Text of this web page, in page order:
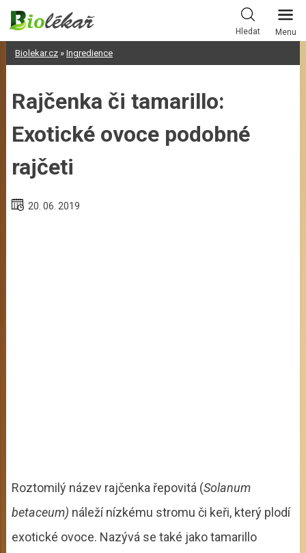
Skip
content
Hledat Menu
Biolekar.cz» Ingredience
Rajčenka či tamarillo:
Exotické ovoce podobné
rajčeti
20. 06. 2019
Roztomilý název rajčenka řepovitá (Solanum
betaceum) náleží nízkému stromu či keři, který plodí
exotické ovoce. Nazývá se také jako tamarillo